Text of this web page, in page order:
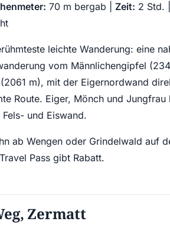
70 m bergab | Zeit: 2 Std. |
leichte Wanderung: eine
vom Männlichengipfel
m), mit der Eigernordwand
Route. Eiger, Mönch und Jungfrau
und Eiswand.
ab Wengen oder Grindelwald auf
Pass gibt Rabatt.
Zermatt